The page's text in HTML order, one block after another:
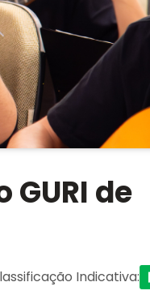
de
Indicativa: